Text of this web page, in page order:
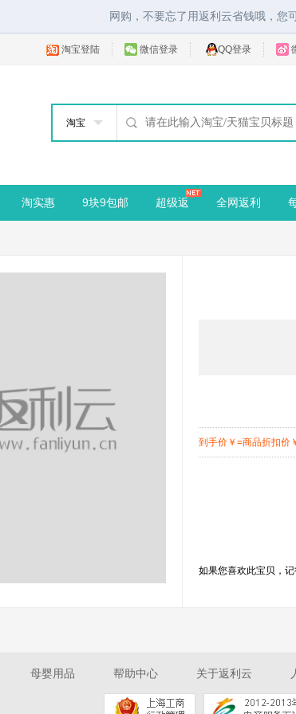
网购，不要忘了用返利云省钱哦，您
淘宝登陆 微信登录 QQ登录
淘宝
淘实惠 9块9包邮 超级返 全网返利
到手价 ￥ =商品折扣价
如果您喜欢此宝贝，记
母婴用品 帮助中心 关于返利云